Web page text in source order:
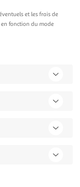
et les frais de
fonction du mode